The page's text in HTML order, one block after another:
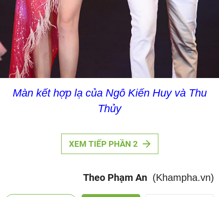
Màn kết hợp lạ của Ngô Kiến Huy và Thu
Thủy
XEM TIẾP PHẦN 2
Theo Phạm An (Khampha.vn)